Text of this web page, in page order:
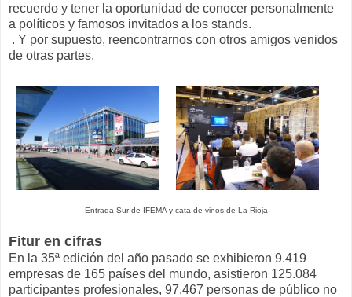
recuerdo y tener la oportunidad de conocer personalmente
a políticos y famosos invitados a los stands.
. Y por supuesto, reencontrarnos con otros amigos venidos
de otras partes.
Entrada Sur de IFEMA y cata de vinos de La Rioja
Fitur en cifras
En la 35ª edición del año pasado se exhibieron 9.419
empresas de 165 países del mundo, asistieron 125.084
participantes profesionales, 97.467 personas de público no